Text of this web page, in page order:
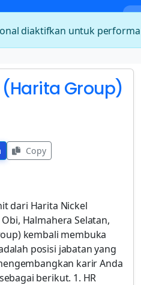
(Harita Group)
Copy
dari Harita Nickel
Halmahera Selatan,
kembali membuka
posisi jabatan yang
karir Anda
berikut. 1. HR
diaktifkan untuk